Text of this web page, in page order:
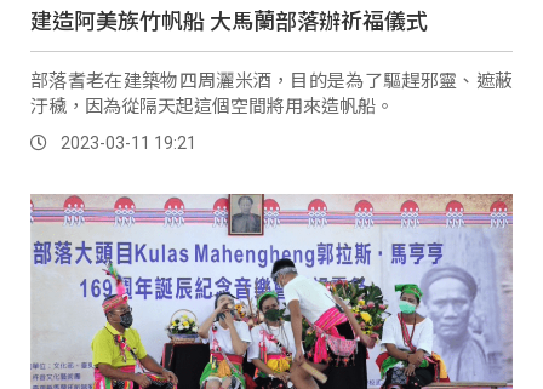
建造阿美族竹帆船 大馬蘭部落辦祈福儀式
部落耆老在建築物四周灑米酒，目的是為了驅趕邪靈、遮蔽
汙穢，因為從隔天起這個空間將用來造帆船。
2023-03-11 19:21